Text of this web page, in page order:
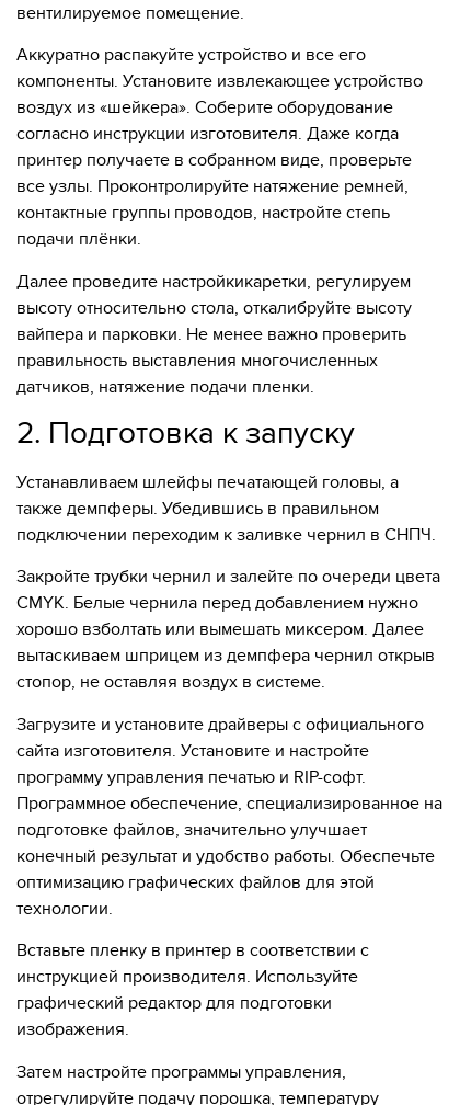
вентилируемое помещение.
Аккуратно распакуйте устройство и все его
компоненты. Установите извлекающее устройство
воздух из «шейкера». Соберите оборудование
согласно инструкции изготовителя. Даже когда
принтер получаете в собранном виде, проверьте
все узлы. Проконтролируйте натяжение ремней,
контактные группы проводов, настройте степь
подачи плёнки.
Далее проведите настройкикаретки, регулируем
высоту относительно стола, откалибруйте высоту
вайпера и парковки. Не менее важно проверить
правильность выставления многочисленных
датчиков, натяжение подачи пленки.
2. Подготовка к запуску
Устанавливаем шлейфы печатающей головы, а
также демпферы. Убедившись в правильном
подключении переходим к заливке чернил в СНПЧ.
Закройте трубки чернил и залейте по очереди цвета
CMYK. Белые чернила перед добавлением нужно
хорошо взболтать или вымешать миксером. Далее
вытаскиваем шприцем из демпфера чернил открыв
стопор, не оставляя воздух в системе.
Загрузите и установите драйверы с официального
сайта изготовителя. Установите и настройте
программу управления печатью и RIP-софт.
Программное обеспечение, специализированное на
подготовке файлов, значительно улучшает
конечный результат и удобство работы. Обеспечьте
оптимизацию графических файлов для этой
технологии.
Вставьте пленку в принтер в соответствии с
инструкцией производителя. Используйте
графический редактор для подготовки
изображения.
Затем настройте программы управления,
отрегулируйте подачу порошка, температуру